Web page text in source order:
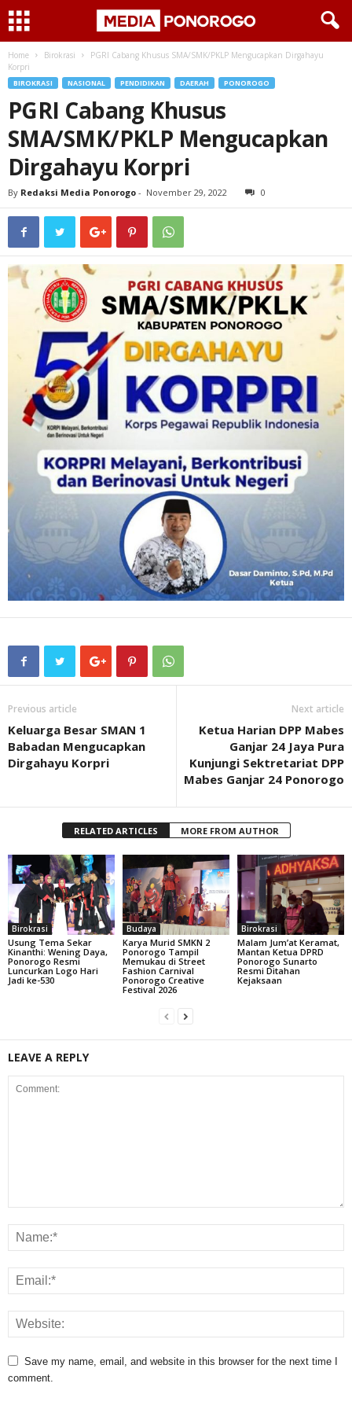
Home Birokrasi
PGRI Cabang Khusus SMA/SMK/PKLP Mengucapkan Dirgahayu
Korpri
BIROKRASI NASIONAL PENDIDIKAN DAERAH PONOROGO
PGRI Cabang Khusus
SMA/SMK/PKLP Mengucapkan
Dirgahayu Korpri
By Redaksi Media Ponorogo - November 29, 2022 0
Previous article
Keluarga Besar SMAN 1
Babadan Mengucapkan
Dirgahayu Korpri
Next article
Ketua Harian DPP Mabes
Ganjar 24 Jaya Pura
Kunjungi Sektretariat DPP
Mabes Ganjar 24 Ponorogo
RELATED ARTICLES MORE FROM AUTHOR
Birokrasi
Usung Tema Sekar
Kinanthi: Wening Daya,
Ponorogo Resmi
Luncurkan Logo Hari
Jadi ke-530
Budaya
Karya Murid SMKN 2
Ponorogo Tampil
Memukau di Street
Fashion Carnival
Ponorogo Creative
Festival 2026
Birokrasi
Malam Jum’at Keramat,
Mantan Ketua DPRD
Ponorogo Sunarto
Resmi Ditahan
Kejaksaan
LEAVE A REPLY
Save my name, email, and website in this browser for the next time I
comment.